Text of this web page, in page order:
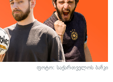
ფოტო: საქართველოს ბანკი